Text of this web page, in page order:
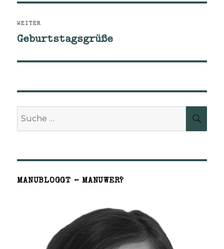
WEITER
Nächster
Geburtstagsgrüße
MANUBLOGGT – MANUWER?